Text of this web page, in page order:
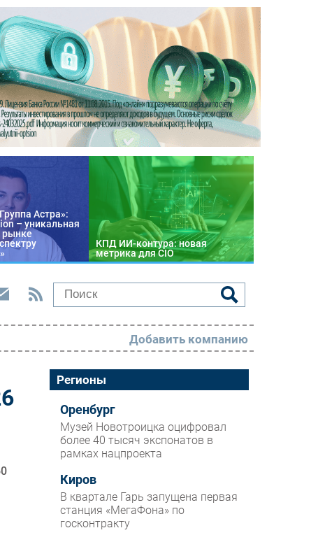
Астра»:
– уникальная
рынке
КПД ИИ-контура: новая
метрика для CIO
РАЗДЕЛЫ
Новости
Аналитика
Интервью
Мероприятия
Проекты
IT класс
Добавить компанию
Регионы
Оренбург
Музей Новотроицка оцифровал
более 40 тысяч экспонатов в
рамках нацпроекта
Киров
В квартале Гарь запущена первая
станция «МегаФона» по
госконтракту